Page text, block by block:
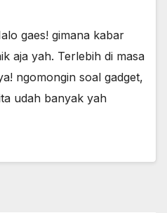
gaes! gimana kabar
aja yah. Terlebih di masa
ngomongin soal gadget,
udah banyak yah